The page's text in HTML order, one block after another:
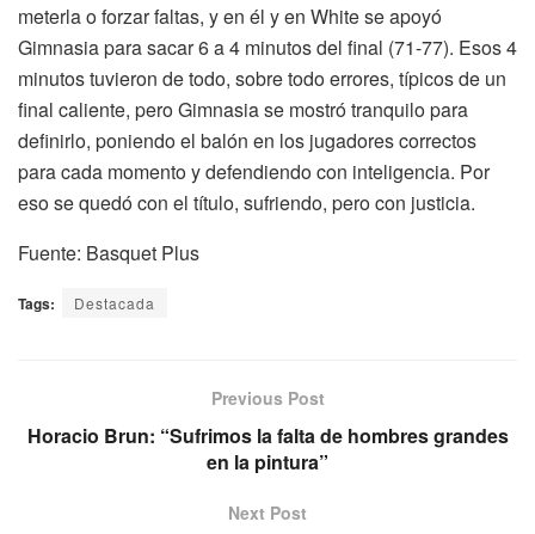
meterla o forzar faltas, y en él y en White se apoyó
Gimnasia para sacar 6 a 4 minutos del final (71-77). Esos 4
minutos tuvieron de todo, sobre todo errores, típicos de un
final caliente, pero Gimnasia se mostró tranquilo para
definirlo, poniendo el balón en los jugadores correctos
para cada momento y defendiendo con inteligencia. Por
eso se quedó con el título, sufriendo, pero con justicia.
Fuente: Basquet Plus
Tags: Destacada
Previous Post
Horacio Brun: “Sufrimos la falta de hombres grandes
en la pintura”
Next Post